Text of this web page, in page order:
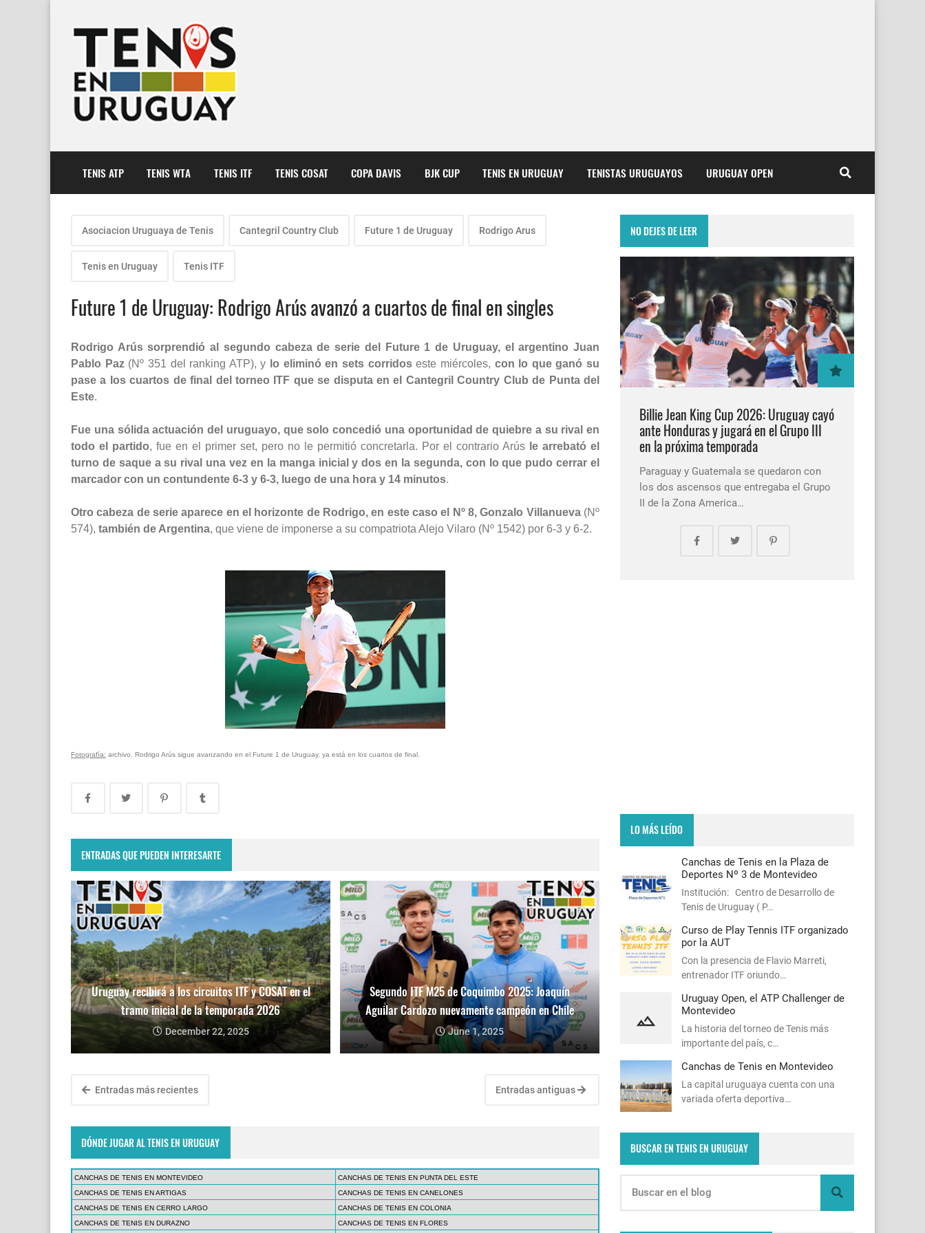
TENIS ATP TENIS WTA TENIS ITF TENIS COSAT COPA DAVIS BJK CUP TENIS EN URUGUAY TENISTAS URUGUAYOS URUGUAY OPEN
Asociacion Uruguaya de Tenis Cantegril Country Club Future 1 de Uruguay Rodrigo Arus
Tenis en Uruguay Tenis ITF
Future 1 de Uruguay: Rodrigo Arús avanzó a cuartos de final en singles
Rodrigo Arús sorprendió al segundo cabeza de serie del Future 1 de Uruguay, el argentino Juan
Pablo Paz(Nº 351 del ranking ATP), y lo eliminó en sets corridoseste miércoles, con lo que ganó su
pase a los cuartos de final del torneo ITF que se disputa en el Cantegril Country Club de Punta del
Este.
Fue una sólida actuación del uruguayo, que solo concedió una oportunidad de quiebre a su rival en
todo el partido, fue en el primer set, pero no le permitió concretarla. Por el contrario Arús le arrebató el
turno de saque a su rival una vez en la manga inicial y dos en la segunda, con lo que pudo cerrar el
marcador con un contundente 6-3 y 6-3, luego de una hora y 14 minutos.
Otro cabeza de serie aparece en el horizonte de Rodrigo, en este caso el Nº 8, Gonzalo Villanueva(Nº
574), también de Argentina, que viene de imponerse a su compatriota Alejo Vilaro (Nº 1542) por 6-3 y 6-2.
Fotografía: archivo. Rodrigo Arús sigue avanzando en el Future 1 de Uruguay, ya está en los cuartos de final.
ENTRADAS QUE PUEDEN INTERESARTE
Uruguay recibirá a los circuitos ITF y COSAT en el
tramo inicial de la temporada 2026
December 22, 2025
Segundo ITF M25 de Coquimbo 2025: Joaquín
Aguilar Cardozo nuevamente campeón en Chile
June 1, 2025
Entradas más recientes Entradas antiguas
DÓNDE JUGAR AL TENIS EN URUGUAY
CANCHAS DE TENIS EN MONTEVIDEO
CANCHAS DE TENIS EN PUNTA DEL ESTE
CANCHAS DE TENIS EN ARTIGAS
CANCHAS DE TENIS EN CANELONES
CANCHAS DE TENIS EN CERRO LARGO
CANCHAS DE TENIS EN COLONIA
CANCHAS DE TENIS EN DURAZNO
CANCHAS DE TENIS EN FLORES
NO DEJES DE LEER
Billie Jean King Cup 2026: Uruguay cayó
ante Honduras y jugará en el Grupo III
en la próxima temporada
Paraguay y Guatemala se quedaron con
los dos ascensos que entregaba el Grupo
II de la Zona America…
LO MÁS LEÍDO
Canchas de Tenis en la Plaza de
Deportes Nº 3 de Montevideo
Institución: Centro de Desarrollo de
Tenis de Uruguay ( P…
Curso de Play Tennis ITF organizado
por la AUT
Con la presencia de Flavio Marreti,
entrenador ITF oriundo…
Uruguay Open, el ATP Challenger de
Montevideo
La historia del torneo de Tenis más
importante del país, c…
Canchas de Tenis en Montevideo
La capital uruguaya cuenta con una
variada oferta deportiva…
BUSCAR EN TENIS EN URUGUAY